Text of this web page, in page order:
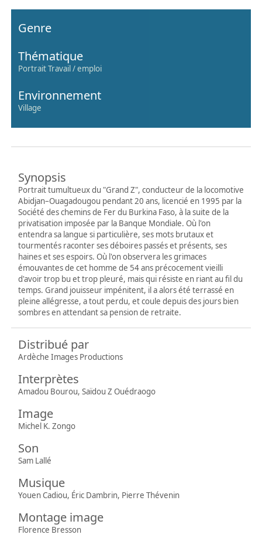
Genre
Thématique
Portrait Travail / emploi
Environnement
Village
Synopsis
Portrait tumultueux du "Grand Z", conducteur de la locomotive
Abidjan–Ouagadougou pendant 20 ans, licencié en 1995 par la
Société des chemins de Fer du Burkina Faso, à la suite de la
privatisation imposée par la Banque Mondiale. Où l'on
entendra sa langue si particulière, ses mots brutaux et
tourmentés raconter ses déboires passés et présents, ses
haines et ses espoirs. Où l'on observera les grimaces
émouvantes de cet homme de 54 ans précocement vieilli
d'avoir trop bu et trop pleuré, mais qui résiste en riant au fil du
temps. Grand jouisseur impénitent, il a alors été terrassé en
pleine allégresse, a tout perdu, et coule depuis des jours bien
sombres en attendant sa pension de retraite.
Distribué par
Ardèche Images Productions
Interprètes
Amadou Bourou, Saïdou Z Ouédraogo
Image
Michel K. Zongo
Son
Sam Lallé
Musique
Youen Cadiou, Éric Dambrin, Pierre Thévenin
Montage image
Florence Bresson